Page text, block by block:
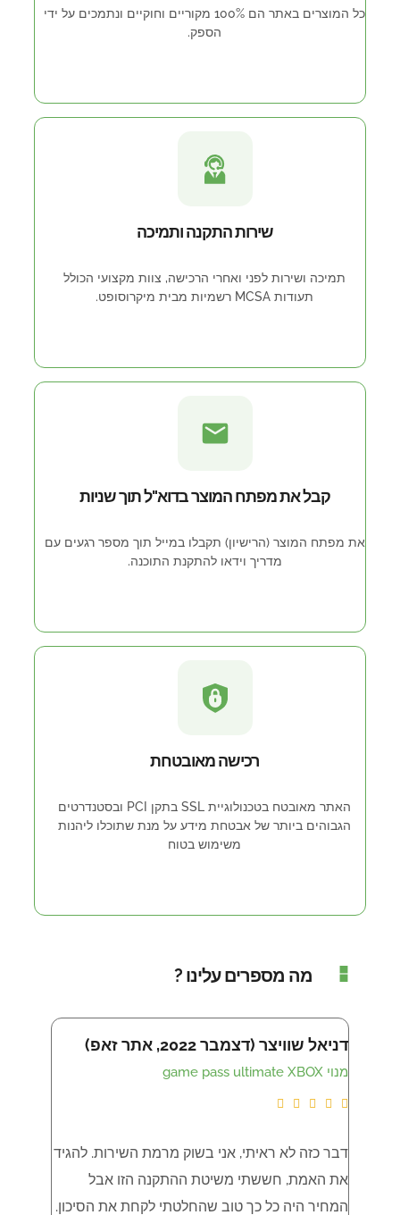
כל המוצרים באתר הם 100% מקוריים וחוקיים ונתמכים על ידי
הספק.
שירות התקנה ותמיכה
תמיכה ושירות לפני ואחרי הרכישה, צוות מקצועי הכולל
תעודות MCSA רשמיות מבית מיקרוסופט.
קבל את מפתח המוצר בדוא"ל תוך שניות
את מפתח המוצר (הרישיון) תקבלו במייל תוך מספר רגעים עם
מדריך וידאו להתקנת התוכנה.
רכישה מאובטחת
האתר מאובטח בטכנולוגיית SSL בתקן PCI ובסטנדרטים
הגבוהים ביותר של אבטחת מידע על מנת שתוכלו ליהנות
משימוש בטוח
מה מספרים עלינו ?
דניאל שוויצר (דצמבר 2022, אתר זאפ)





מנוי game pass ultimate XBOX
דבר כזה לא ראיתי, אני בשוק מרמת השירות. להגיד
את האמת, חששתי משיטת ההתקנה הזו אבל
המחיר היה כל כך טוב שהחלטתי לקחת את הסיכון.